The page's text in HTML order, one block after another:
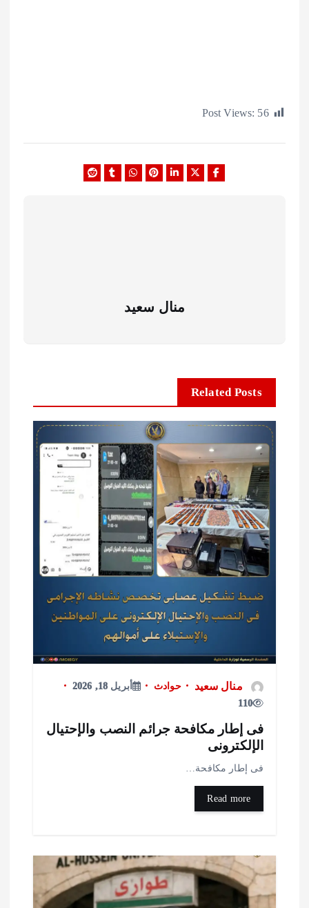
Post Views:
منال سعيد
Related Posts
منال سعيد حوادث
أبريل 18, 2026
إطار مكافحة جرائم النصب والإحتيال
إطار مكافحة…